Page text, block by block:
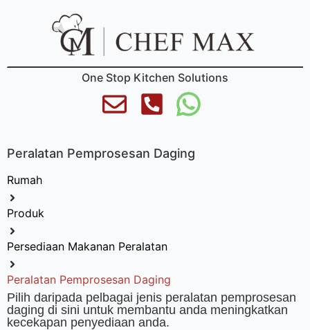
One Stop Kitchen Solutions
Peralatan Pemprosesan Daging
Rumah
Produk
Persediaan Makanan Peralatan
Peralatan Pemprosesan Daging
Pilih daripada pelbagai jenis peralatan pemprosesan
daging di sini untuk membantu anda meningkatkan
kecekapan penyediaan anda.